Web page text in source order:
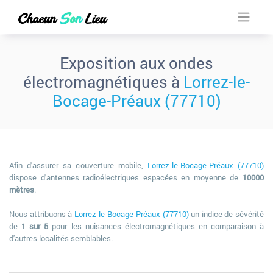
Exposition aux ondes
électromagnétiques à Lorrez-le-
Bocage-Préaux (77710)
Afin d'assurer sa couverture mobile, Lorrez-le-Bocage-Préaux (77710)
dispose d'antennes radioélectriques espacées en moyenne de 10000
mètres.
Nous attribuons à Lorrez-le-Bocage-Préaux (77710)un indice de sévérité
de 1 sur 5 pour les nuisances électromagnétiques en comparaison à
d'autres localités semblables.